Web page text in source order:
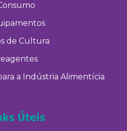
de Cultura
a Indústria Alimentícia
Úteis